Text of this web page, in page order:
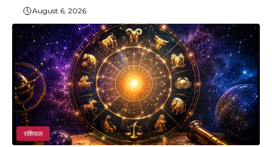
August 6, 2026
राशिफल